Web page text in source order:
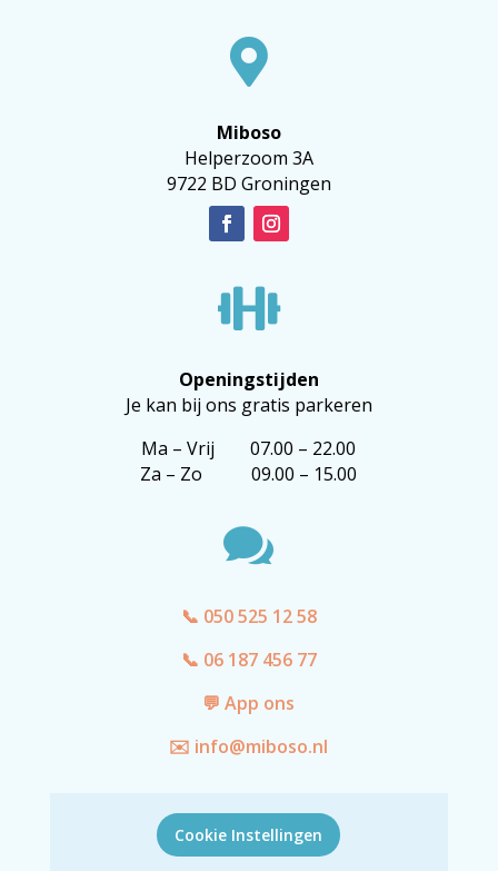

Miboso
Helperzoom 3A
9722 BD Groningen

Openingstijden
Je kan bij ons gratis parkeren
Ma – Vrij 07.00 – 22.00
Za – Zo 09.00 – 15.00

📞 050 525 12 58
📞 06 187 456 77
💬 App ons
✉️ info@miboso.nl
Cookie Instellingen